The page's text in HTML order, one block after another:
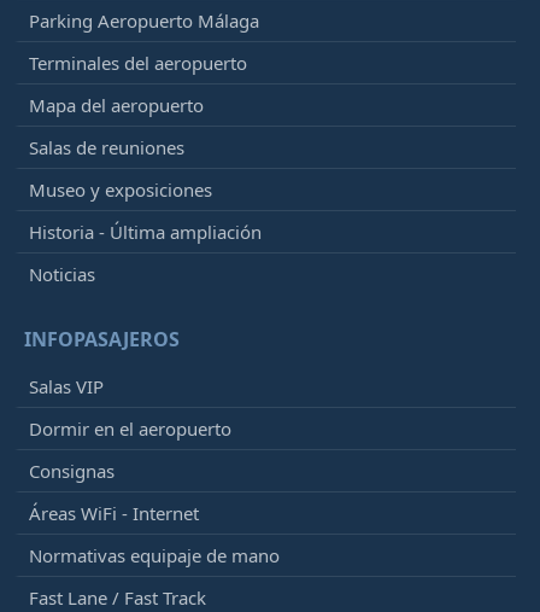
Parking Aeropuerto Málaga
Terminales del aeropuerto
Mapa del aeropuerto
Salas de reuniones
Museo y exposiciones
Historia - Última ampliación
Noticias
INFOPASAJEROS
Salas VIP
Dormir en el aeropuerto
Consignas
Áreas WiFi - Internet
Normativas equipaje de mano
Fast Lane / Fast Track